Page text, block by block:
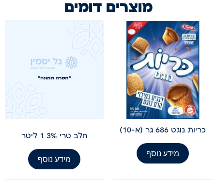
מוצרים דומים
כריות נוגט 686 גר (א-10)
מידע נוסף
חלב טרי 3% 1 ליטר
מידע נוסף